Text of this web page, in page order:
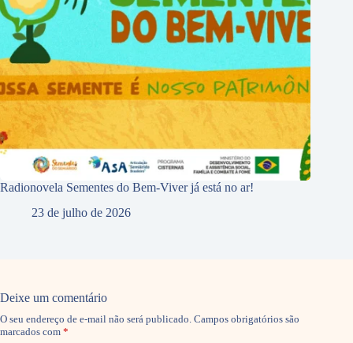
Radionovela Sementes do Bem-Viver já está no ar!
23 de julho de 2026
Deixe um comentário
O seu endereço de e-mail não será publicado. Campos obrigatórios são
marcados com *